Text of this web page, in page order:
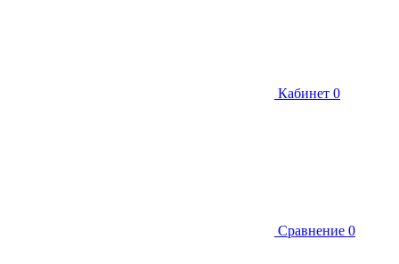
Кабинет 0
Сравнение 0